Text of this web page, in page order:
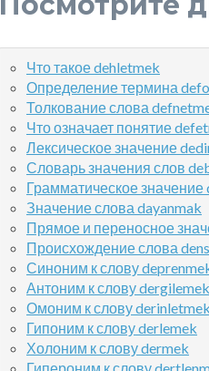
Что такое dehletmek
Определение термина
Толкование слова
Что означает понятие
Лексическое значение
Словарь значения слов
Грамматическое значение
Значение слова dayanmak
Прямое и переносное
Происхождение слова
Синоним к слову
Антоним к слову dergilemek
Омоним к слову derinletmek
Гипоним к слову derlemek
Холоним к слову dermek